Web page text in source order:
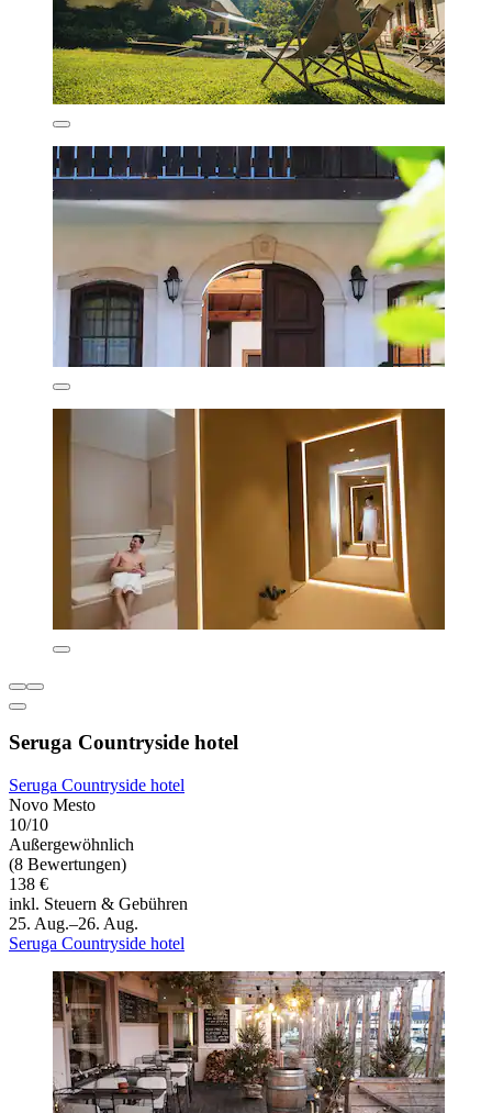
Seruga Countryside hotel
Seruga Countryside hotel
Novo Mesto
10/10
Außergewöhnlich
(8 Bewertungen)
138 €
inkl. Steuern & Gebühren
25. Aug.–26. Aug.
Seruga Countryside hotel